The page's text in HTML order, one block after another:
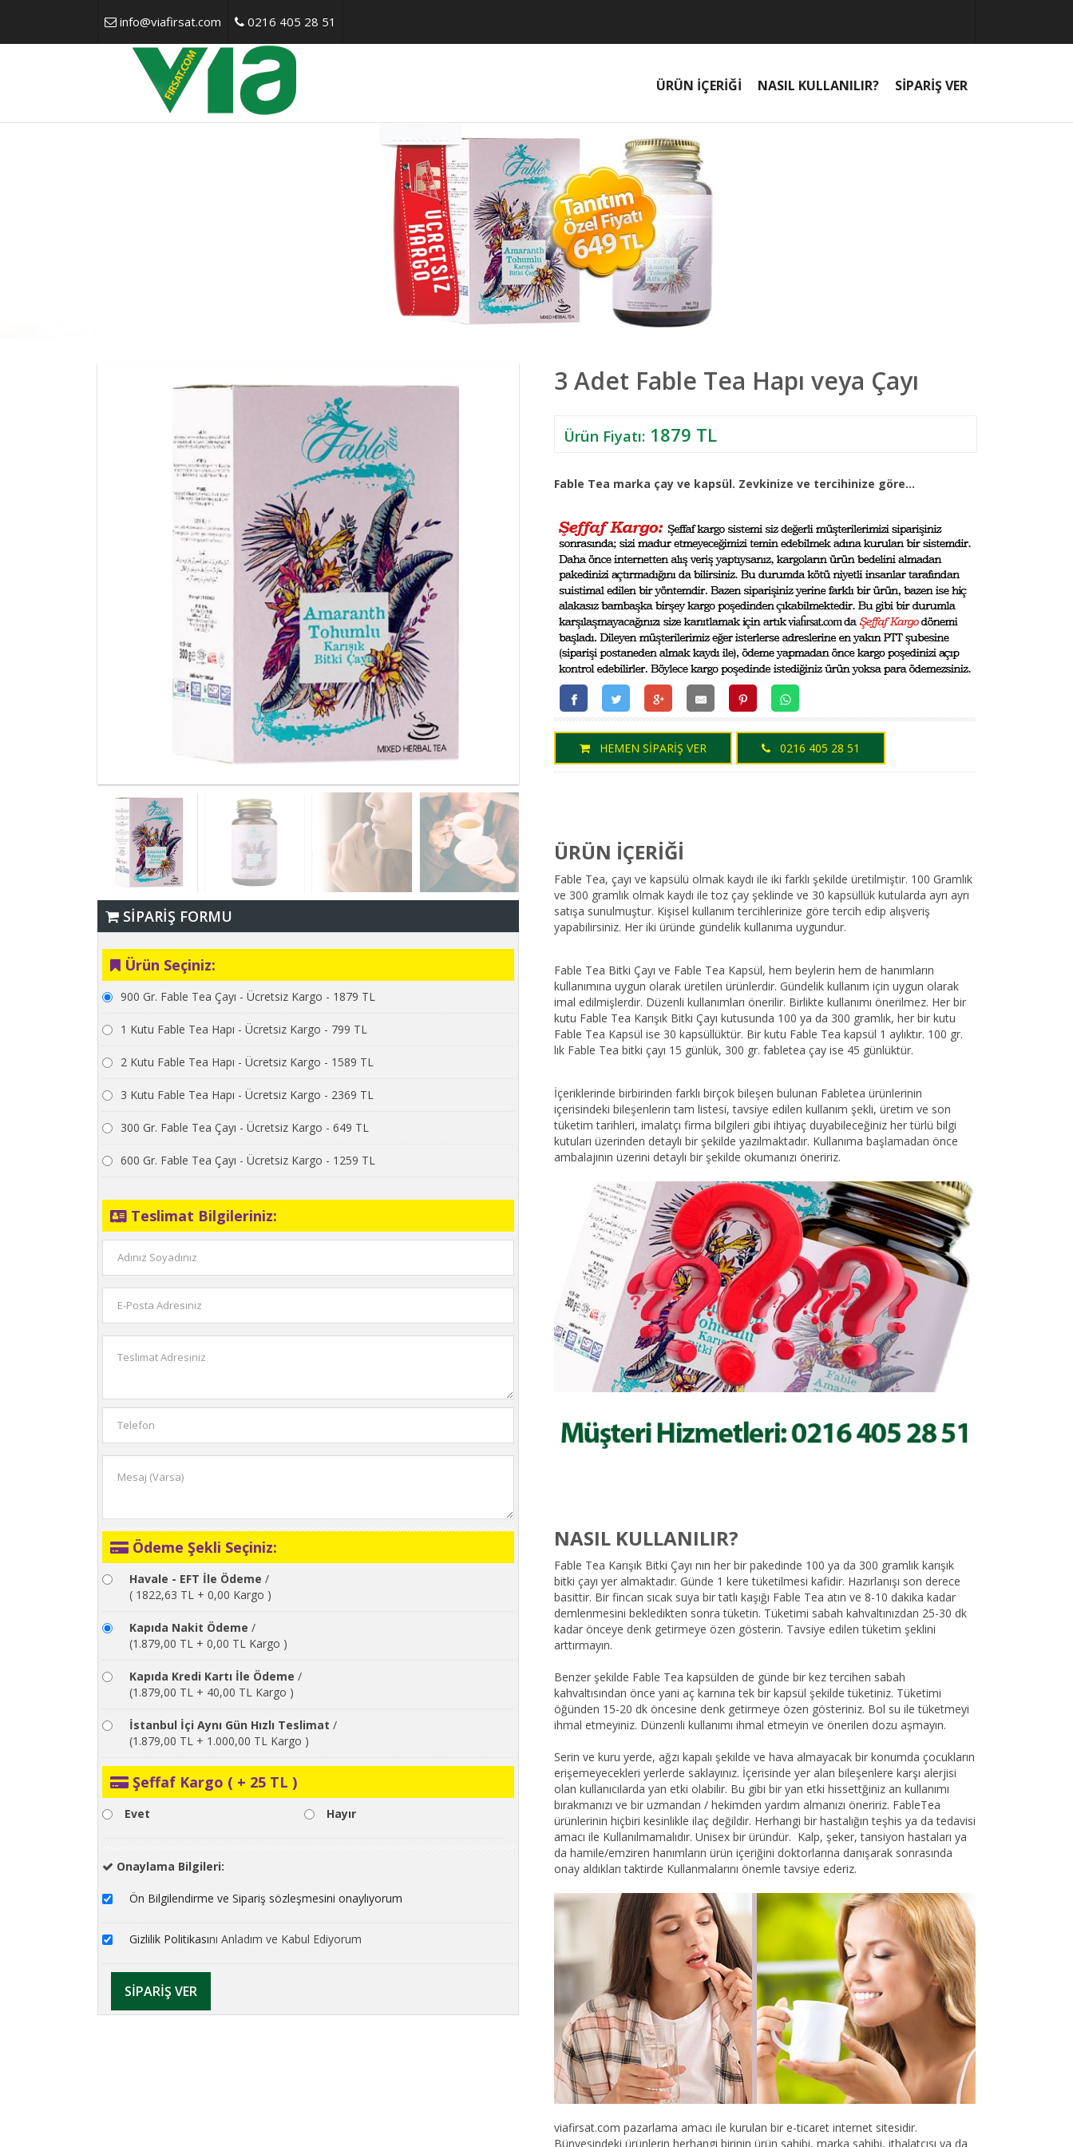
info@viafirsat.com 0216 405 28 51
ÜRÜN İÇERİĞİ NASIL KULLANILIR? SİPARİŞ VER
SİPARİŞ FORMU
Ürün Seçiniz:
900 Gr. Fable Tea Çayı - Ücretsiz Kargo - 1879 TL
1 Kutu Fable Tea Hapı - Ücretsiz Kargo - 799 TL
2 Kutu Fable Tea Hapı - Ücretsiz Kargo - 1589 TL
3 Kutu Fable Tea Hapı - Ücretsiz Kargo - 2369 TL
300 Gr. Fable Tea Çayı - Ücretsiz Kargo - 649 TL
600 Gr. Fable Tea Çayı - Ücretsiz Kargo - 1259 TL
Teslimat Bilgileriniz:
Ödeme Şekli Seçiniz:
Havale - EFT İle Ödeme /
( 1822,63 TL + 0,00 Kargo )
Kapıda Nakit Ödeme /
(1.879,00 TL + 0,00 TL Kargo )
Kapıda Kredi Kartı İle Ödeme /
(1.879,00 TL + 40,00 TL Kargo )
İstanbul İçi Aynı Gün Hızlı Teslimat /
(1.879,00 TL + 1.000,00 TL Kargo )
Şeffaf Kargo ( + 25 TL )
Evet Hayır
Onaylama Bilgileri:
Ön Bilgilendirme ve Sipariş sözleşmesini onaylıyorum
Gizlilik Politikasını Anladım ve Kabul Ediyorum
3 Adet Fable Tea Hapı veya Çayı
Ürün Fiyatı:1879 TL
Fable Tea marka çay ve kapsül. Zevkinize ve tercihinize göre...
HEMEN SİPARİŞ VER 0216 405 28 51
ÜRÜN İÇERİĞİ
Fable Tea, çayı ve kapsülü olmak kaydı ile iki farklı şekilde üretilmiştir. 100 Gramlık
ve 300 gramlık olmak kaydı ile toz çay şeklinde ve 30 kapsüllük kutularda ayrı ayrı
satışa sunulmuştur. Kişisel kullanım tercihlerinize göre tercih edip alışveriş
yapabilirsiniz. Her iki üründe gündelik kullanıma uygundur.
Fable Tea Bitki Çayı ve Fable Tea Kapsül, hem beylerin hem de hanımların
kullanımına uygun olarak üretilen ürünlerdir. Gündelik kullanım için uygun olarak
imal edilmişlerdir. Düzenli kullanımları önerilir. Birlikte kullanımı önerilmez. Her bir
kutu Fable Tea Karışık Bitki Çayı kutusunda 100 ya da 300 gramlık, her bir kutu
Fable Tea Kapsül ise 30 kapsüllüktür. Bir kutu Fable Tea kapsül 1 aylıktır. 100 gr.
lık Fable Tea bitki çayı 15 günlük, 300 gr. fabletea çay ise 45 günlüktür.
İçeriklerinde birbirinden farklı birçok bileşen bulunan Fabletea ürünlerinin
içerisindeki bileşenlerin tam listesi, tavsiye edilen kullanım şekli, üretim ve son
tüketim tarihleri, imalatçı firma bilgileri gibi ihtiyaç duyabileceğiniz her türlü bilgi
kutuları üzerinden detaylı bir şekilde yazılmaktadır. Kullanıma başlamadan önce
ambalajının üzerini detaylı bir şekilde okumanızı öneririz.
NASIL KULLANILIR?
Fable Tea Karışık Bitki Çayı nın her bir pakedinde 100 ya da 300 gramlık karışık
bitki çayı yer almaktadır. Günde 1 kere tüketilmesi kafidir. Hazırlanışı son derece
basittir. Bir fincan sıcak suya bir tatlı kaşığı Fable Tea atın ve 8-10 dakika kadar
demlenmesini bekledikten sonra tüketin. Tüketimi sabah kahvaltınızdan 25-30 dk
kadar önceye denk getirmeye özen gösterin. Tavsiye edilen tüketim şeklini
arttırmayın.
Benzer şekilde Fable Tea kapsülden de günde bir kez tercihen sabah
kahvaltısından önce yani aç karnına tek bir kapsül şekilde tüketiniz. Tüketimi
öğünden 15-20 dk öncesine denk getirmeye özen gösteriniz. Bol su ile tüketmeyi
ihmal etmeyiniz. Dünzenli kullanımı ihmal etmeyin ve önerilen dozu aşmayın.
Serin ve kuru yerde, ağzı kapalı şekilde ve hava almayacak bir konumda çocukların
erişemeyecekleri yerlerde saklayınız. İçerisinde yer alan bileşenlere karşı alerjisi
olan kullanıcılarda yan etki olabilir. Bu gibi bir yan etki hissettğiniz an kullanımı
bırakmanızı ve bir uzmandan / hekimden yardım almanızı öneririz. FableTea
ürünlerinin hiçbiri kesinlikle ilaç değildir. Herhangi bir hastalığın teşhis ya da tedavisi
amacı ile Kullanılmamalıdır. Unisex bir üründür. Kalp, şeker, tansiyon hastaları ya
da hamile/emziren hanımların ürün içeriğini doktorlarına danışarak sonrasında
onay aldıkları taktirde Kullanmalarını önemle tavsiye ederiz.
viafirsat.com pazarlama amacı ile kurulan bir e-ticaret internet sitesidir.
Bünyesindeki ürünlerin herhangi birinin ürün sahibi, marka sahibi, ithalatçısı ya da